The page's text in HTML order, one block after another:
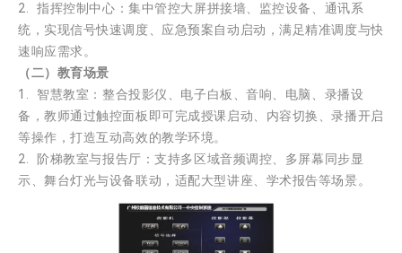
2. 指挥控制中心：集中管控大屏拼接墙、监控设备、通讯系
统，实现信号快速调度、应急预案自动启动，满足精准调度与快
速响应需求。
（二）教育场景
1. 智慧教室：整合投影仪、电子白板、音响、电脑、录播设
备，教师通过触控面板即可完成授课启动、内容切换、录播开启
等操作，打造互动高效的教学环境。
2. 阶梯教室与报告厅：支持多区域音频调控、多屏幕同步显
示、舞台灯光与设备联动，适配大型讲座、学术报告等场景。